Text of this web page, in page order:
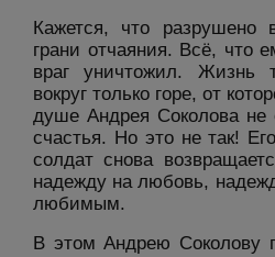
Кажется, что разрушено
грани отчаяния. Всё, что
враг уничтожил. Жизнь
вокруг только горе, от
душе Андрея Соколова
счастья. Но это не так!
солдат снова
надежду на любовь,
любимым.
В этом Андрею Соколову